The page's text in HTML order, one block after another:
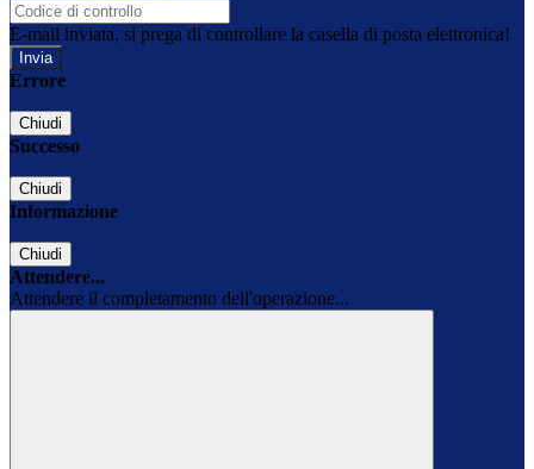
E-mail inviata, si prega di controllare la casella di posta elettronica!
Errore
Chiudi
Successo
Chiudi
Informazione
Chiudi
Attendere...
Attendere il completamento dell'operazione...